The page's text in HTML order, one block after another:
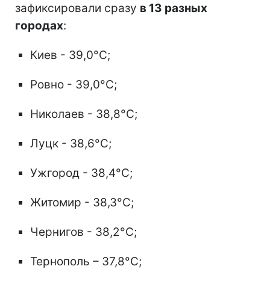
зафиксировали сразу в 13 разных
городах:
Киев - 39,0°C;
Ровно - 39,0°C;
Николаев - 38,8°C;
Луцк - 38,6°C;
Ужгород - 38,4°C;
Житомир - 38,3°C;
Чернигов - 38,2°C;
Тернополь – 37,8°C;